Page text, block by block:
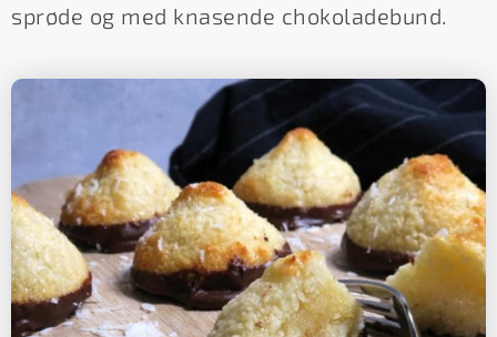
sprøde og med knasende chokoladebund.